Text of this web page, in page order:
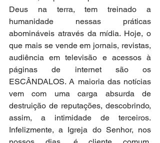
Deus na terra, tem treinado a
humanidade nessas práticas
abomináveis através da mídia. Hoje, o
que mais se vende em jornais, revistas,
audiência em televisão e acessos à
páginas de internet são os
ESCÂNDALOS. A maioria das notícias
vem com uma carga absurda de
destruição de reputações, descobrindo,
assim, a intimidade de terceiros.
Infelizmente, a Igreja do Senhor, nos